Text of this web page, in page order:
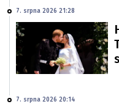
7. srpna 2026 21:28
7. srpna 2026 20:14